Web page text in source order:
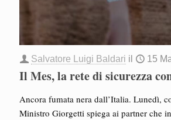
Salvatore Luigi Baldari il 15
Il Mes, la rete di sicurezza
Ancora fumata nera dall’Italia. Lunedì,
Ministro Giorgetti spiega ai partner che